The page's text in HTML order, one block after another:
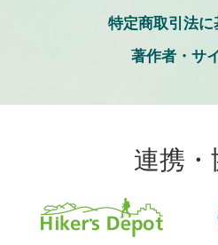
特定商取引法に
著作者・サ
連携・